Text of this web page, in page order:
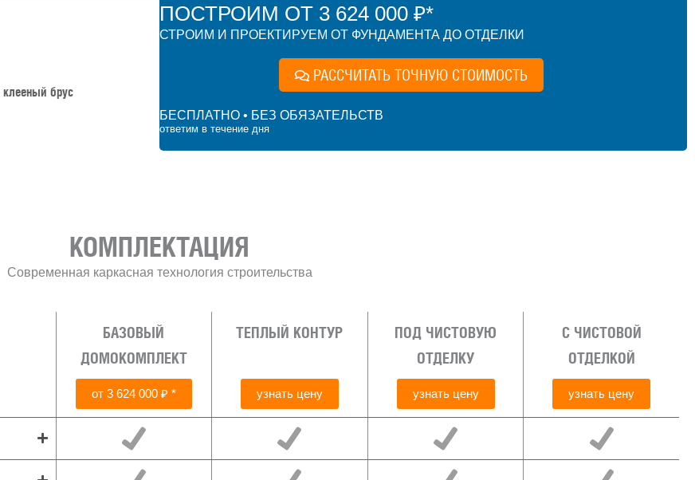
брус
ПОСТРОИМ ОТ 3 624 000 ₽*
СТРОИМ И ПРОЕКТИРУЕМ ОТ ФУНДАМЕНТА ДО ОТДЕЛКИ
РАССЧИТАТЬ ТОЧНУЮ СТОИМОСТЬ
БЕСПЛАТНО • БЕЗ ОБЯЗАТЕЛЬСТВ
ответим в течение дня
КОМПЛЕКТАЦИЯ
Современная каркасная технология строительства
БАЗОВЫЙ
ДОМОКОМПЛЕКТ
от 3 624 000 ₽ *
ТЕПЛЫЙ КОНТУР
узнать цену
ПОД ЧИСТОВУЮ
ОТДЕЛКУ
узнать цену
С ЧИСТОВОЙ
ОТДЕЛКОЙ
узнать цену